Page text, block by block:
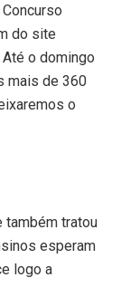
do site
o domingo
mais de 360
o
também tratou
esperam
logo a